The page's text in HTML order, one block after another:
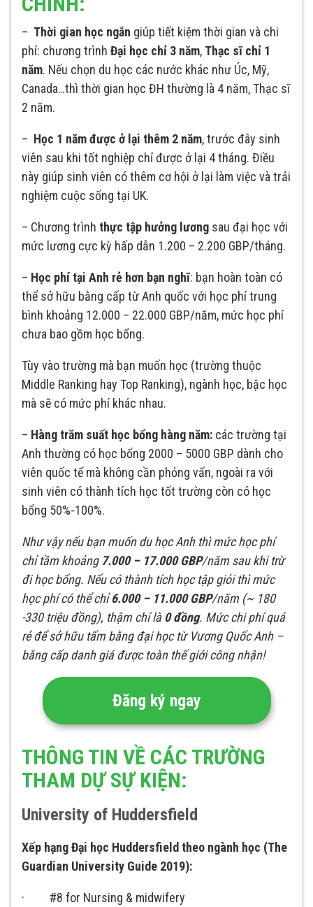
– Thời gian học ngắn giúp tiết kiệm thời gian và chi
phí: chương trình Đại học chỉ 3 năm, Thạc sĩ chỉ 1
năm. Nếu chọn du học các nước khác như Úc, Mỹ,
Canada…thì thời gian học ĐH thường là 4 năm, Thạc sĩ
2 năm.
– Học 1 năm được ở lại thêm 2 năm, trước đây sinh
viên sau khi tốt nghiệp chỉ được ở lại 4 tháng. Điều
này giúp sinh viên có thêm cơ hội ở lại làm việc và trải
nghiệm cuộc sống tại UK.
– Chương trình thực tập hưởng lương sau đại học với
mức lương cực kỳ hấp dẫn 1.200 – 2.200 GBP/tháng.
– Học phí tại Anh rẻ hơn bạn nghĩ: bạn hoàn toàn có
thể sở hữu bằng cấp từ Anh quốc với học phí trung
bình khoảng 12.000 – 22.000 GBP/năm, mức học phí
chưa bao gồm học bổng.
Tùy vào trường mà bạn muốn học (trường thuộc
Middle Ranking hay Top Ranking), ngành học, bậc học
mà sẽ có mức phí khác nhau.
– Hàng trăm suất học bổng hàng năm: các trường tại
Anh thường có học bổng 2000 – 5000 GBP dành cho
viên quốc tế mà không cần phỏng vấn, ngoài ra với
sinh viên có thành tích học tốt trường còn có học
bổng 50%-100%.
Như vậy nếu bạn muốn du học Anh thì mức học phí
chỉ tầm khoảng 7.000 – 17.000 GBP/năm sau khi trừ
đi học bổng. Nếu có thành tích học tập giỏi thì mức
học phí có thể chỉ6.000 – 11.000 GBP/năm (~ 180
-330 triệu đồng), thậm chí là0 đồng. Mức chi phí quá
rẻ để sở hữu tấm bằng đại học từ Vương Quốc Anh –
bằng cấp danh giá được toàn thế giới công nhận!
Đăng ký ngay
THÔNG TIN VỀ CÁC TRƯỜNG
THAM DỰ SỰ KIỆN:
University of Huddersfield
Xếp hạng Đại học Huddersfield theo ngành học (The
Guardian University Guide 2019):
· #8 for Nursing & midwifery